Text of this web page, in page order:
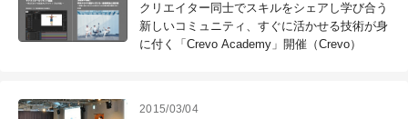
クリエイター同士でスキルをシェアし学び合う
新しいコミュニティ、すぐに活かせる技術が身
に付く「Crevo Academy」開催（Crevo）
2015/03/04